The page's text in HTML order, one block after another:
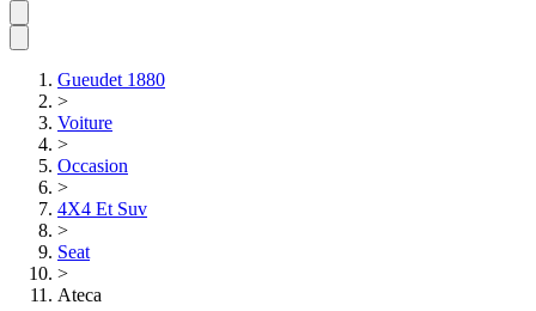
Gueudet 1880
>
Voiture
>
Occasion
>
4X4 Et Suv
>
Seat
>
Ateca